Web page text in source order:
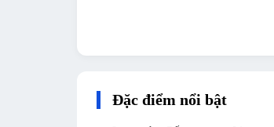
Đặc điểm nổi bật